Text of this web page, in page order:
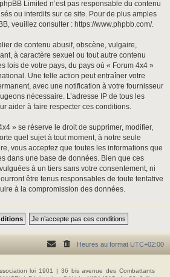
Limited n’est pas responsable du contenu
ou interdits sur ce site. Pour de plus amples
veuillez consulter : https://www.phpbb.com/.
de contenu abusif, obscène, vulgaire,
à caractère sexuel ou tout autre contenu
lois de votre pays, du pays où « Forum 4x4 »
Une telle action peut entraîner votre
avec une notification à votre fournisseur
nécessaire. L’adresse IP de tous les
aider à faire respecter ces conditions.
» se réserve le droit de supprimer, modifier,
quel sujet à tout moment, à notre seule
vous acceptez que toutes les informations que
dans une base de données. Bien que ces
à un tiers sans votre consentement, ni
être tenus responsables de toute tentative
à la compromission des données.
Heures au format UTC+02:00
loi 1901 | 36 bis avenue des Combattants